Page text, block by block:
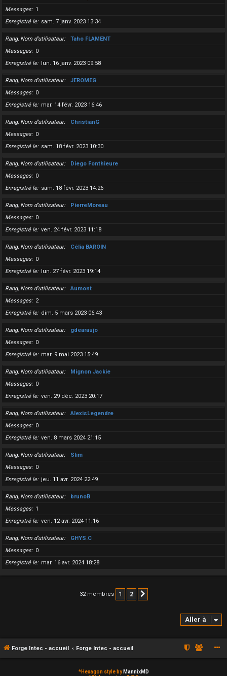
Messages
1
Enregistré le
sam. 7 janv. 2023 13:34
Rang, Nom d’utilisateur
Taho FLAMENT
Messages
0
Enregistré le
lun. 16 janv. 2023 09:58
Rang, Nom d’utilisateur
JEROMEG
Messages
0
Enregistré le
mar. 14 févr. 2023 16:46
Rang, Nom d’utilisateur
ChristianG
Messages
0
Enregistré le
sam. 18 févr. 2023 10:30
Rang, Nom d’utilisateur
Diego Fonthieure
Messages
0
Enregistré le
sam. 18 févr. 2023 14:26
Rang, Nom d’utilisateur
PierreMoreau
Messages
0
Enregistré le
ven. 24 févr. 2023 11:18
Rang, Nom d’utilisateur
Célia BAROIN
Messages
0
Enregistré le
lun. 27 févr. 2023 19:14
Rang, Nom d’utilisateur
Aumont
Messages
2
Enregistré le
dim. 5 mars 2023 06:43
Rang, Nom d’utilisateur
gdearaujo
Messages
0
Enregistré le
mar. 9 mai 2023 15:49
Rang, Nom d’utilisateur
Mignon Jackie
Messages
0
Enregistré le
ven. 29 déc. 2023 20:17
Rang, Nom d’utilisateur
AlexisLegendre
Messages
0
Enregistré le
ven. 8 mars 2024 21:15
Rang, Nom d’utilisateur
Slim
Messages
0
Enregistré le
jeu. 11 avr. 2024 22:49
Rang, Nom d’utilisateur
brunoB
Messages
1
Enregistré le
ven. 12 avr. 2024 11:16
Rang, Nom d’utilisateur
GHYS.C
Messages
0
Enregistré le
mar. 16 avr. 2024 18:28
32 membres 1 2
Aller à
Forge Intec - accueil Forge Intec - accueil
*Hexagon style by MannixMD